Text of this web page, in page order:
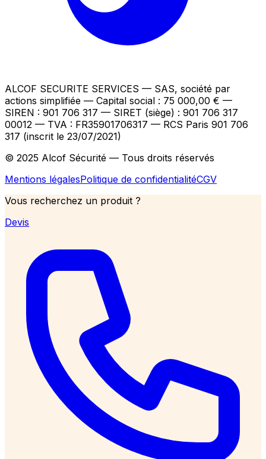
ALCOF SECURITE SERVICES — SAS, société par
actions simplifiée — Capital social : 75 000,00 € —
SIREN : 901 706 317 — SIRET (siège) : 901 706 317
00012 — TVA : FR35901706317 — RCS Paris 901 706
317 (inscrit le 23/07/2021)
© 2025 Alcof Sécurité — Tous droits réservés
Mentions légalesPolitique de confidentialitéCGV
Vous recherchez un produit ?
Devis